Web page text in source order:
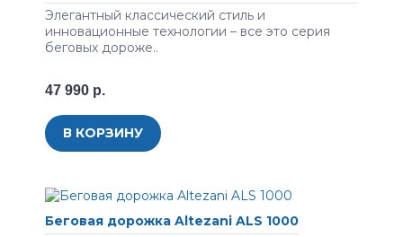
Элегантный классический стиль и
инновационные технологии – все это серия
беговых дороже..
47 990 р.
В КОРЗИНУ
Беговая дорожка Altezani ALS 1000